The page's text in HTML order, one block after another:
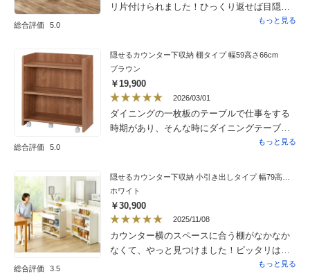
総合評価 5.0
リ片付けられました！ひっくり返せば目隠し
されるのもとぅても魅力！買って良かったで
もっと見る
総合評価 5.0
隠せるカウンター下収納 棚タイプ 幅59高さ66cm
ブラウン
￥19,900
2026/03/01
ダイニングの一枚板のテーブルで仕事をする
時期があり、そんな時にダイニングテーブル
の上にあまり資料などをちらかさないように
ルの横端の脚の間にぴったりはまり来客時も
きれいに隠せて気に入っています。ただダイ
ニングテーブルにセットして使う以外の使い
方もしたくて、和モダン調のデザインの家に
住んでますがまっ白な漆喰の壁やレザーのソ
ファサイドなど他の場所に置いてリビングで
細々したものをこちらに収納して使おうとす
もっと見る
総合評価 3.5
隠せるカウンター下収納 小引き出しタイプ 幅79高さ80cm
ホワイト
￥30,900
2025/11/08
カウンター横のスペースに合う棚がなかなか
なくて、やっと見つけました！ピッタリはま
りました。ローラーがついてるので、見せた
もっと見る